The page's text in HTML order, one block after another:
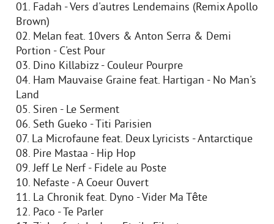
01. Fadah - Vers d'autres Lendemains (Remix Apollo
Brown)
02. Melan feat. 10vers & Anton Serra & Demi
Portion - C'est Pour
03. Dino Killabizz - Couleur Pourpre
04. Ham Mauvaise Graine feat. Hartigan - No Man's
Land
05. Siren - Le Serment
06. Seth Gueko - Titi Parisien
07. La Microfaune feat. Deux Lyricists - Antarctique
08. Pire Mastaa - Hip Hop
09. Jeff Le Nerf - Fidele au Poste
10. Nefaste - A Coeur Ouvert
11. La Chronik feat. Dyno - Vider Ma Tête
12. Paco - Te Parler